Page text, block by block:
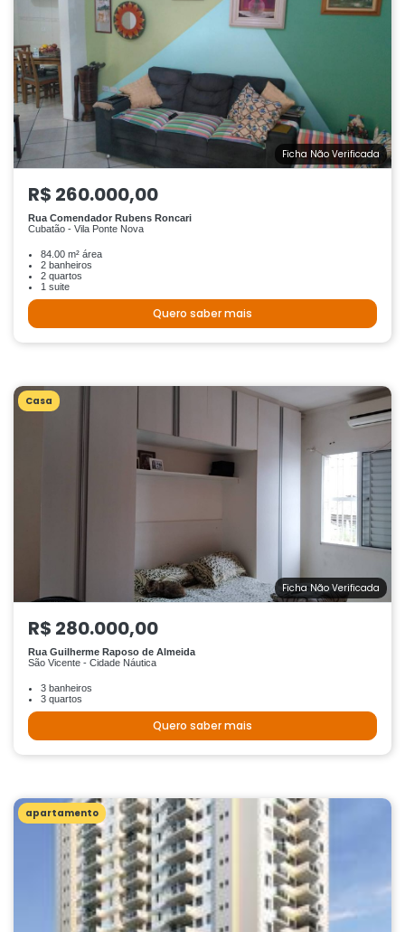
Ficha Não Verificada
R$ 260.000,00
Rua Comendador Rubens Roncari
Cubatão - Vila Ponte Nova
84.00 m² área
2 banheiros
2 quartos
1 suite
Quero saber mais
Casa
Ficha Não Verificada
R$ 280.000,00
Rua Guilherme Raposo de Almeida
São Vicente - Cidade Náutica
3 banheiros
3 quartos
Quero saber mais
apartamento